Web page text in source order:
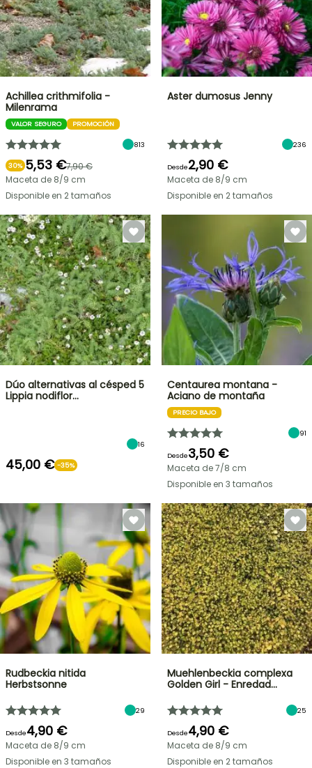
Achillea crithmifolia -
Milenrama
VALOR SEGURO PROMOCIÓN
813
30% 5,53 €7,90 €
Maceta de 8/9 cm
Disponible en 2 tamaños
Aster dumosus Jenny
236
Desde2,90 €
Maceta de 8/9 cm
Disponible en 2 tamaños
Dúo alternativas al césped 5
Lippia nodiflor…
16
45,00 € -35%
Centaurea montana -
Aciano de montaña
PRECIO BAJO
91
Desde3,50 €
Maceta de 7/8 cm
Disponible en 3 tamaños
Rudbeckia nitida
Herbstsonne
29
Desde4,90 €
Maceta de 8/9 cm
Disponible en 3 tamaños
Muehlenbeckia complexa
Golden Girl - Enredad…
25
Desde4,90 €
Maceta de 8/9 cm
Disponible en 2 tamaños